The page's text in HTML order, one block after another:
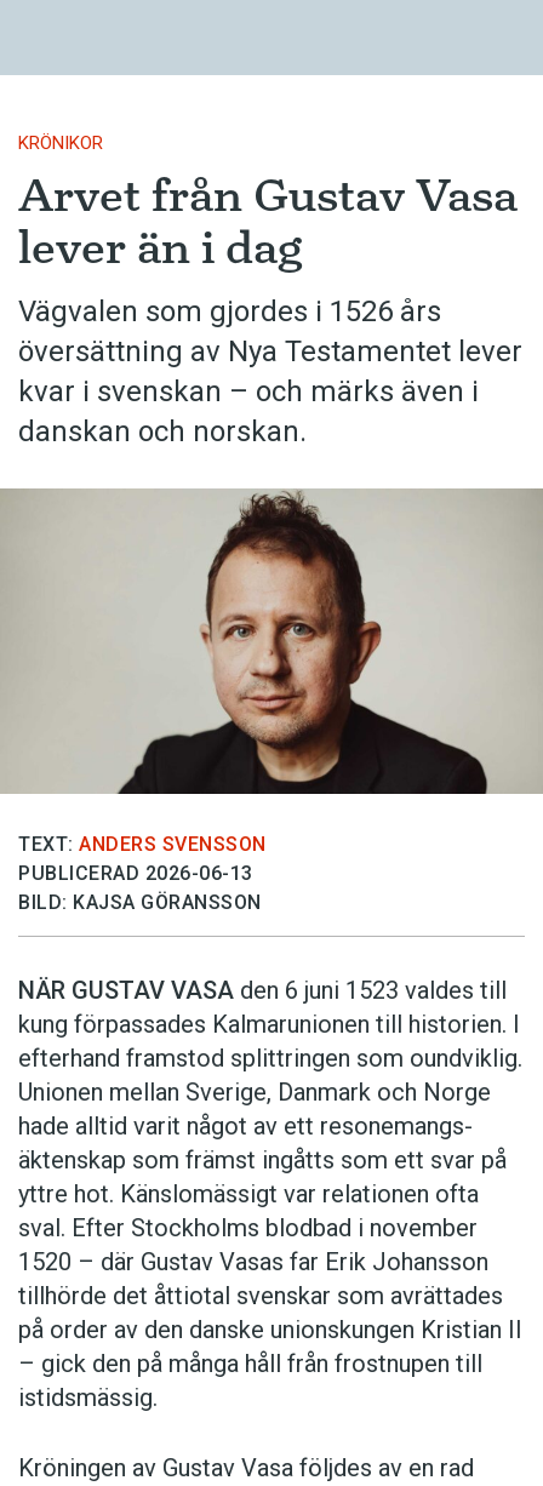
KRÖNIKOR
Arvet från Gustav Vasa
lever än i dag
Vägvalen som gjordes i 1526 års
översättning av Nya Testamentet lever
kvar i svenskan – och märks även i
danskan och norskan.
TEXT: ANDERS SVENSSON
PUBLICERAD 2026-06-13
BILD: KAJSA GÖRANSSON
NÄR GUSTAV VASA den 6 juni 1523 ­valdes till
kung förpassades Kalmar­unionen till historien. I
efterhand framstod splittringen som ound­viklig.
­Unionen ­mellan Sverige, Danmark och ­Norge
hade alltid varit något av ett resonemangs­
äkten­skap som främst ingåtts som ett svar på
yttre hot. ­Känslomässigt var rela­tionen ofta
sval. Efter Stockholms blodbad i novem­ber
1520 – där Gustav ­Vasas far Erik ­Johans­son
tillhörde det åttiotal svenskar som avrättades
på order av den danske unionskungen Kristian II
– gick den på många håll från frostnupen till
istidsmässig.
Kröningen av Gustav Vasa följdes av en rad